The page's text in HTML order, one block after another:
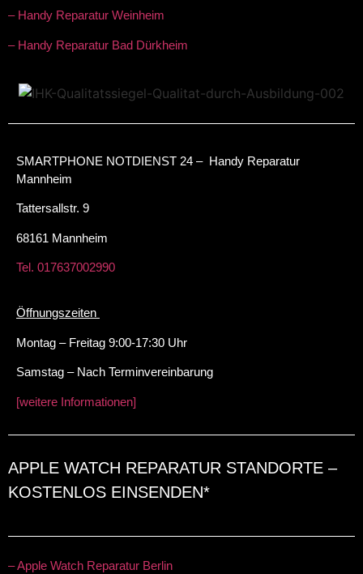
– Handy Reparatur Weinheim
– Handy Reparatur Bad Dürkheim
SMARTPHONE NOTDIENST 24 – Handy Reparatur
Mannheim
Tattersallstr. 9
68161 Mannheim
Tel. 017637002990
Öffnungszeiten
Montag – Freitag 9:00-17:30 Uhr
Samstag – Nach Terminvereinbarung
[weitere Informationen]
APPLE WATCH REPARATUR STANDORTE –
KOSTENLOS EINSENDEN*
– Apple Watch Reparatur Berlin